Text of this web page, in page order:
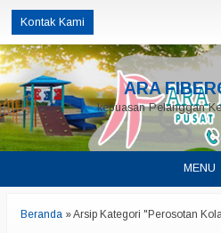
Kontak Kami
ARA
kepuasan Pelanggan
MENU
Beranda »Arsip Kategori "Perosotan